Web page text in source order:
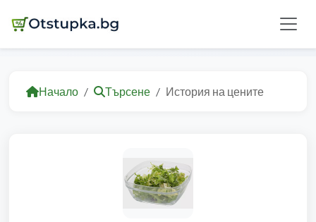
Начало Търсене История на цените